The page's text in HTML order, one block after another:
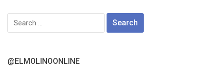
Search
for:
@ELMOLINOONLINE